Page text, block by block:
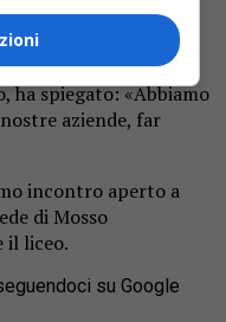
aziende che
Fratelli Piacenza e
Bianchi Moiocchi,
ha spiegato: «Abbiamo
aziende, far
incontro aperto a
di Mosso
il liceo.
su Google